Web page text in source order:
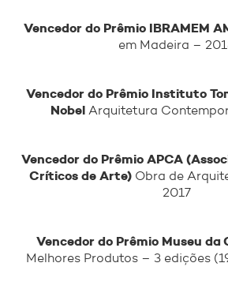
Vencedor do Prêmio IBRAMEM
em Madeira –
Vencedor do Prêmio Instituto
NobelArquitetura
Vencedor do Prêmio APCA
Críticos de Arte) Obra de
2017
Vencedor do Prêmio Museu da
Melhores Produtos – 3 edições